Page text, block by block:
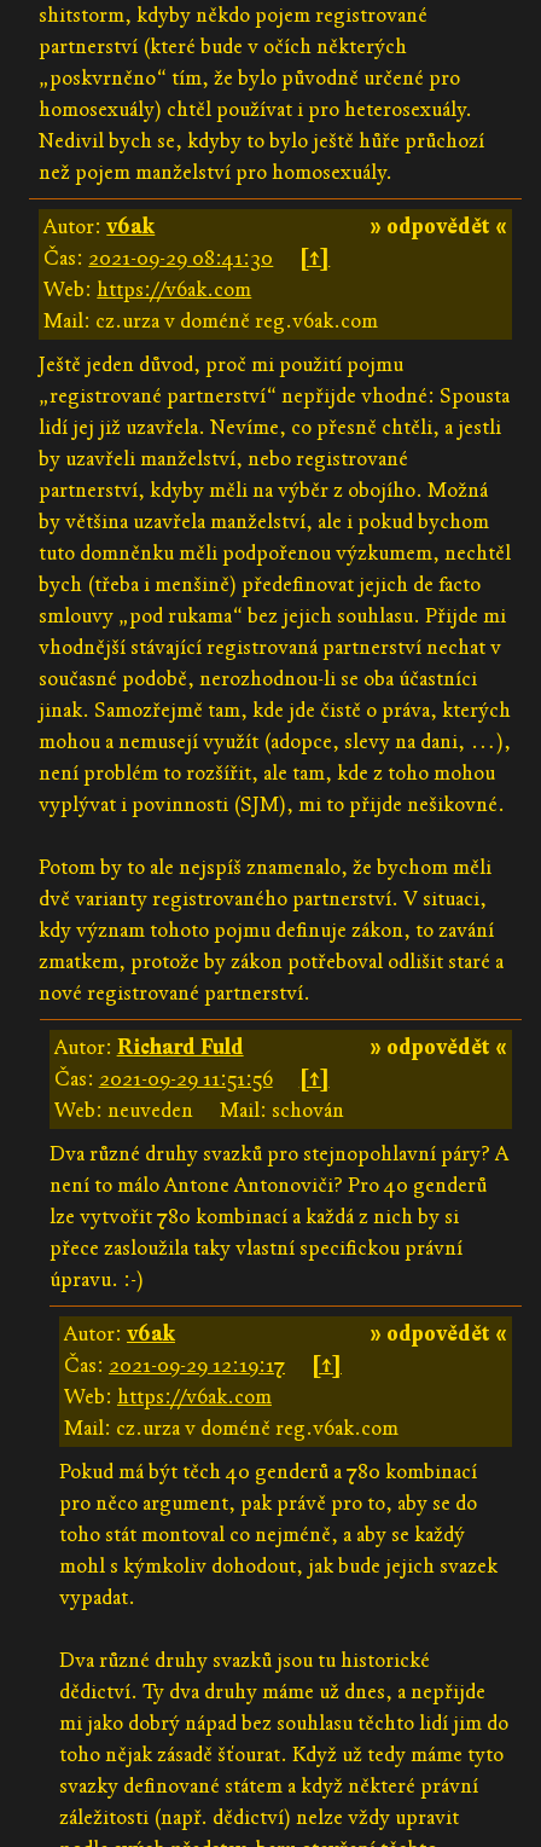
shitstorm, kdyby někdo pojem registrované
partnerství (které bude v očích některých
„poskvrněno“ tím, že bylo původně určené pro
homosexuály) chtěl používat i pro heterosexuály.
Nedivil bych se, kdyby to bylo ještě hůře průchozí
než pojem manželství pro homosexuály.
» odpovědět «
Autor:v6ak
Čas: 2021-09-29 08:41:30
[↑]
Web:https://v6ak.com
Mail: cz.urza v doméně reg.v6ak.com
Ještě jeden důvod, proč mi použití pojmu
„registrované partnerství“ nepřijde vhodné: Spousta
lidí jej již uzavřela. Nevíme, co přesně chtěli, a jestli
by uzavřeli manželství, nebo registrované
partnerství, kdyby měli na výběr z obojího. Možná
by většina uzavřela manželství, ale i pokud bychom
tuto domněnku měli podpořenou výzkumem, nechtěl
bych (třeba i menšině) předefinovat jejich de facto
smlouvy „pod rukama“ bez jejich souhlasu. Přijde mi
vhodnější stávající registrovaná partnerství nechat v
současné podobě, nerozhodnou-li se oba účastníci
jinak. Samozřejmě tam, kde jde čistě o práva, kterých
mohou a nemusejí využít (adopce, slevy na dani, …),
není problém to rozšířit, ale tam, kde z toho mohou
vyplývat i povinnosti (SJM), mi to přijde nešikovné.
Potom by to ale nejspíš znamenalo, že bychom měli
dvě varianty registrovaného partnerství. V situaci,
kdy význam tohoto pojmu definuje zákon, to zavání
zmatkem, protože by zákon potřeboval odlišit staré a
nové registrované partnerství.
» odpovědět «
Autor: Richard Fuld
Čas: 2021-09-29 11:51:56
[↑]
Web: neuveden
Mail: schován
Dva různé druhy svazků pro stejnopohlavní páry? A
není to málo Antone Antonoviči? Pro 40 genderů
lze vytvořit 780 kombinací a každá z nich by si
přece zasloužila taky vlastní specifickou právní
úpravu. :-)
» odpovědět «
Autor: v6ak
Čas: 2021-09-29 12:19:17
[↑]
Web: https://v6ak.com
Mail: cz.urza v doméně reg.v6ak.com
Pokud má být těch 40 genderů a 780 kombinací
pro něco argument, pak právě pro to, aby se do
toho stát montoval co nejméně, a aby se každý
mohl s kýmkoliv dohodout, jak bude jejich svazek
vypadat.
Dva různé druhy svazků jsou tu historické
dědictví. Ty dva druhy máme už dnes, a nepřijde
mi jako dobrý nápad bez souhlasu těchto lidí jim do
toho nějak zásadě šťourat. Když už tedy máme tyto
svazky definované státem a když některé právní
záležitosti (např. dědictví) nelze vždy upravit